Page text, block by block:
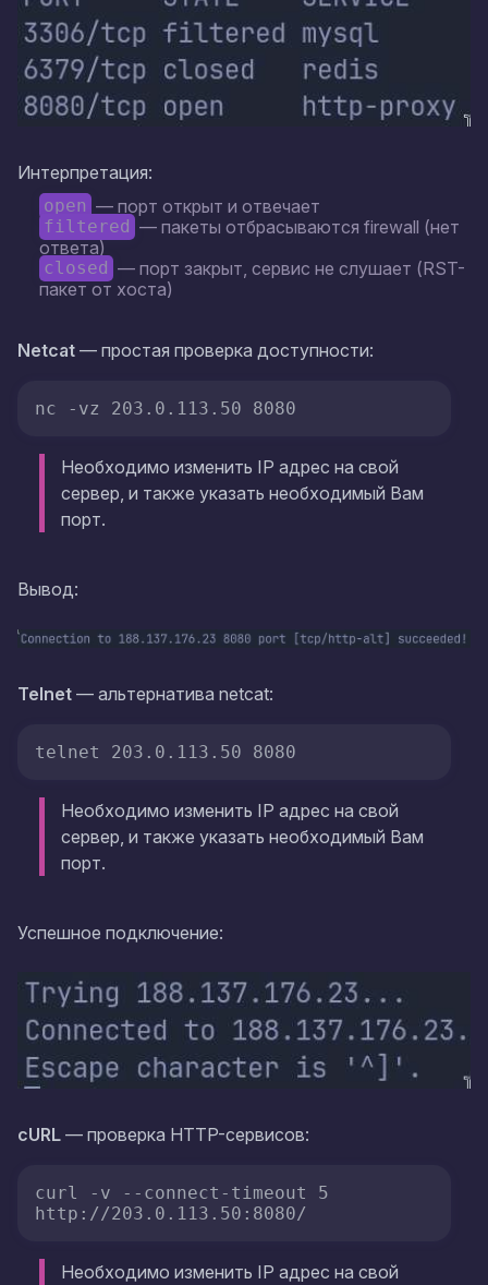
Интерпретация:
open — порт открыт и отвечает
filtered — пакеты отбрасываются firewall (нет
ответа)
closed — порт закрыт, сервис не слушает (RST-
пакет от хоста)
Netcat — простая проверка доступности:
nc -vz 203.0.113.50 8080
Необходимо изменить IP адрес на свой
сервер, и также указать необходимый Вам
порт.
Вывод:
Telnet — альтернатива netcat:
telnet 203.0.113.50 8080
Необходимо изменить IP адрес на свой
сервер, и также указать необходимый Вам
порт.
Успешное подключение:
cURL — проверка HTTP-сервисов:
curl -v --connect-timeout 5
http://203.0.113.50:8080/
Необходимо изменить IP адрес на свой